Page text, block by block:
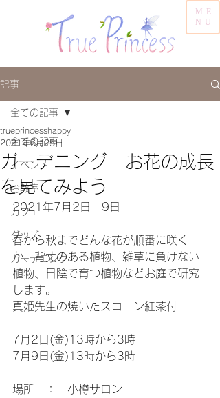
ME
NU
記事
全ての記事
イベント
お教室
カフェ
グッズ
ガーデニング
全ての記事
ガーデニング お花の成長
を見てみよう
trueprincesshappy
2021年6月25日
2021年7月2日　9日
春から秋までどんな花が順番に咲く
か、背丈のある植物、雑草に負けない
植物、日陰で育つ植物などお庭で研究
します。
真姫先生の焼いたスコーン紅茶付
7月2日(金)13時から3時
7月9日(金)13時から3時
場所　：　小樽サロン